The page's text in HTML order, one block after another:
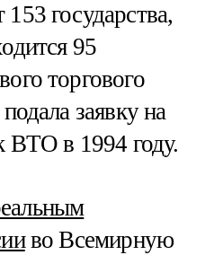
государства,
95
торгового
заявку на
ВТО в 1994 году.
во Всемирную